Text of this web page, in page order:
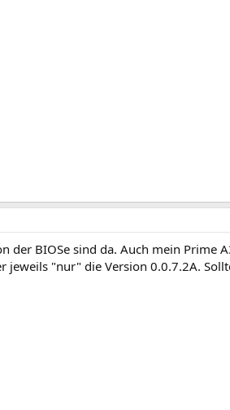
der BIOSe sind da. Auch mein Prime
jeweils "nur" die Version 0.0.7.2A.